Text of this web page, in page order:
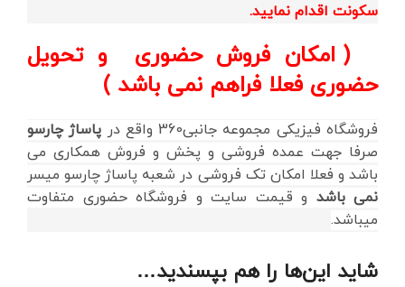
سکونت اقدام نمایید.
( امکان فروش حضوری و تحویل
حضوری فعلا فراهم نمی باشد )
فروشگاه فیزیکی مجموعه جانبی360 واقع در
پاساژ چارسو
صرفا جهت عمده فروشی و پخش و فروش همکاری می
باشد و فعلا امکان تک فروشی در شعبه پاساژ چارسو میسر
نمی باشد و قیمت سایت و فروشگاه حضوری متفاوت
میباشد.
شاید این‌ها را هم بپسندید…